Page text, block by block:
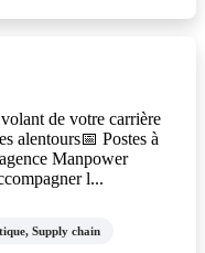
de votre carrière
alentours📅 Postes à
Manpower
l...
Supply chain